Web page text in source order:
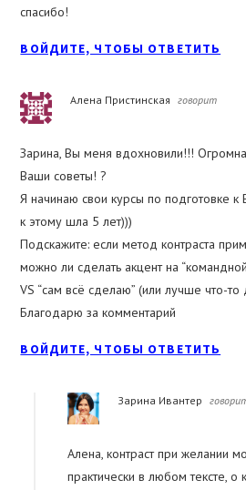
спасибо!
ВОЙДИТЕ, ЧТОБЫ ОТВЕТИТЬ
Алена Пристинская говорит
Зарина, Вы меня вдохновили!!!
Ваши советы! ?
Я начинаю свои курсы по подготовке к
к этому шла 5 лет)))
Подскажите: если метод контраста
можно ли сделать акцент на
VS “сам всё сделаю” (или лучше что-то
Благодарю за комментарий
ВОЙДИТЕ, ЧТОБЫ ОТВЕТИТЬ
Зарина Ивантер
Алена, контраст при желании
практически в любом тексте,